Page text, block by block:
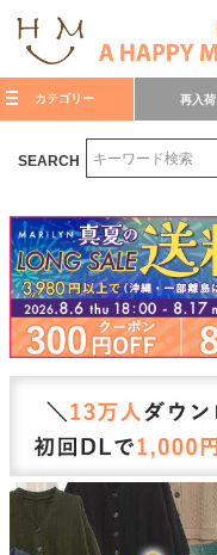
カテゴリー 再入荷
SEARCH